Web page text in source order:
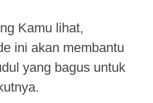
Kamu lihat,
ini akan membantu
yang bagus untuk